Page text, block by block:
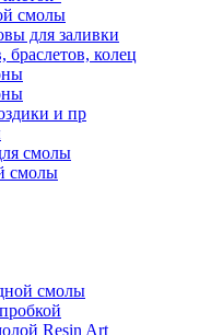
смолы
для заливки
колец
и пр
смолы
смолы
смолы
Resin Art